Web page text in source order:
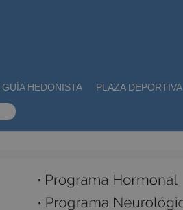
GUÍA HEDONISTA PLAZA DEPORTIVA